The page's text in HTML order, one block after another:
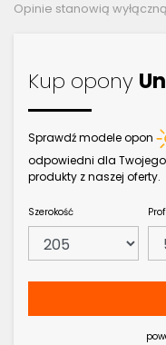
Opinie stanowią
Kup opony
Sprawdź modele opon
odpowiedni dla
produkty z naszej oferty.
Szerokość